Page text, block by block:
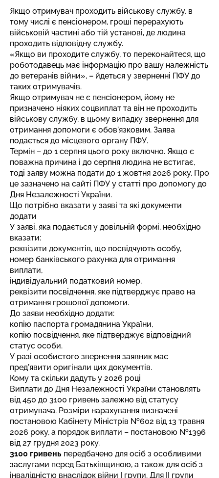
Якщо отримувач проходить військову службу, в
тому числі є пенсіонером, гроші перерахують
військовій частині або тій установі, де людина
проходить відповідну службу.
«Якщо ви проходите службу, то переконайтеся, що
роботодавець має інформацію про вашу належність
до ветеранів війни», – йдеться у зверненні ПФУ до
таких отримувачів.
Якщо отримувач не є пенсіонером, йому не
призначено ніяких соцвиплат та він не проходить
військову службу, в цьому випадку звернення для
отримання допомоги є обов’язковим. Заява
подається до місцевого органу ПФУ.
Термін – до 1 серпня цього року включно. Якщо є
поважна причина і до серпня людина не встигає,
тоді заяву можна подати до 1 жовтня 2026 року. Про
це зазначено на сайті ПФУ у статті про допомогу до
Дня Незалежності України.
Що потрібно вказати у заяві та які документи
додати
У заяві, яка подається у довільній формі, необхідно
вказати:
реквізити документів, що посвідчують особу,
номер банківського рахунка для отримання
виплати,
індивідуальний податковий номер,
реквізити посвідчення, яке підтверджує право на
отримання грошової допомоги.
До заяви необхідно додати:
копію паспорта громадянина України,
копію посвідчення, яке підтверджує відповідний
статус особи.
У разі особистого звернення заявник має
пред’явити оригінали цих документів.
Кому та скільки дадуть у 2026 році
Виплати до Дня Незалежності України становлять
від 450 до 3100 гривень залежно від статусу
отримувача. Розміри нарахування визначені
постановою Кабінету Міністрів №602 від 13 травня
2026 року, а порядок виплати – постановою №1396
від 27 грудня 2023 року.
3100 гривень передбачено для осіб з особливими
заслугами перед Батьківщиною, а також для осіб з
інвалідністю внаслідок війни I групи. Для II групи